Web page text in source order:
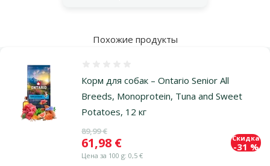
Похожие продукты
Корм для собак – Ontario Senior All
Breeds, Monoprotein, Tuna and Sweet
Potatoes, 12 кг
Исходная цена
89,99 €
Цена
61,98 €
Цена за 100 g: 0,5 €
Скидка
-31 %